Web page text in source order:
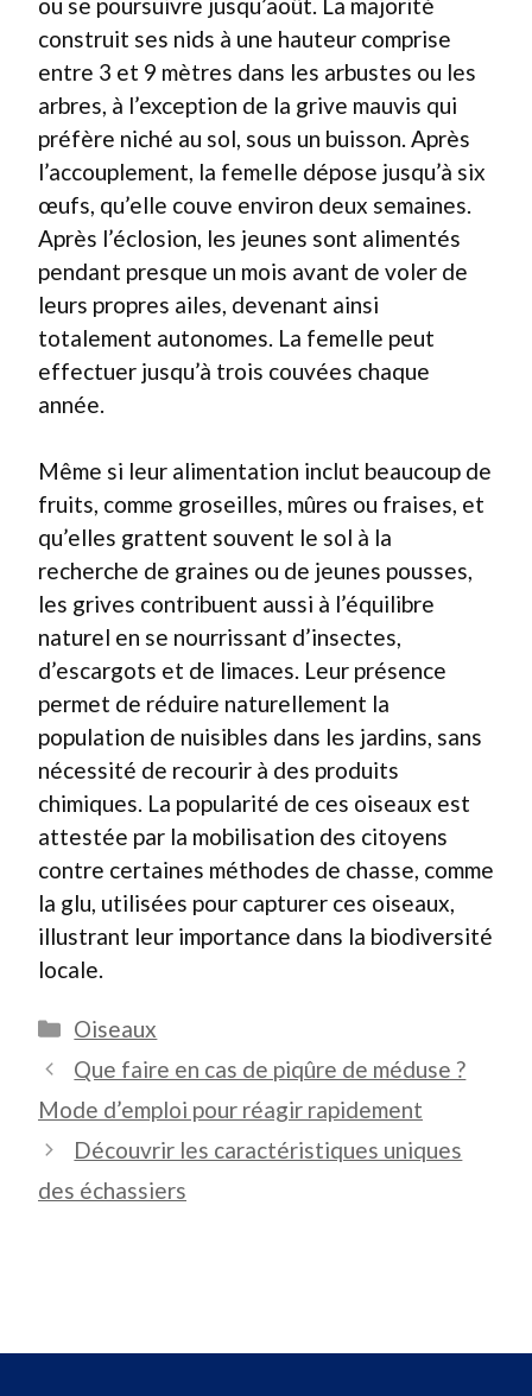
construit ses nids à une hauteur comprise
entre 3 et 9 mètres dans les arbustes ou les
arbres, à l’exception de la grive mauvis qui
préfère niché au sol, sous un buisson. Après
l’accouplement, la femelle dépose jusqu’à six
œufs, qu’elle couve environ deux semaines.
Après l’éclosion, les jeunes sont alimentés
pendant presque un mois avant de voler de
leurs propres ailes, devenant ainsi
totalement autonomes. La femelle peut
effectuer jusqu’à trois couvées chaque
année.
Même si leur alimentation inclut beaucoup de
fruits, comme groseilles, mûres ou fraises, et
qu’elles grattent souvent le sol à la
recherche de graines ou de jeunes pousses,
les grives contribuent aussi à l’équilibre
naturel en se nourrissant d’insectes,
d’escargots et de limaces. Leur présence
permet de réduire naturellement la
population de nuisibles dans les jardins, sans
nécessité de recourir à des produits
chimiques. La popularité de ces oiseaux est
attestée par la mobilisation des citoyens
contre certaines méthodes de chasse, comme
la glu, utilisées pour capturer ces oiseaux,
illustrant leur importance dans la biodiversité
locale.
Catégories
Oiseaux
Que faire en cas de piqûre de méduse ?
Mode d’emploi pour réagir rapidement
Découvrir les caractéristiques uniques
des échassiers